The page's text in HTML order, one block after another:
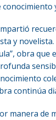
y
obra
continúa
manera de